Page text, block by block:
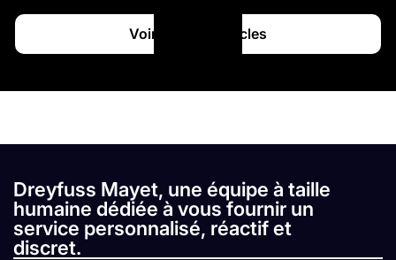
Voir tous les articles
Dreyfuss Mayet, une équipe à taille
humaine dédiée à vous fournir un
service personnalisé, réactif et
discret.